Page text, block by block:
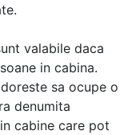
valabile daca
in cabina.
sa ocupe o
denumita
cabine care pot